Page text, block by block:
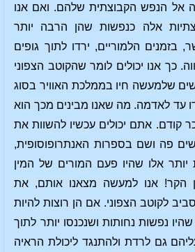
אל הנפש הקבוצתית שלהם. ואם אנו
אלה כנפשות שהן הרבה יותר
בזמנים הלמוריים, ירדו לתוך גופים
כך אנו יכולים לומר שהקוטב הצפוני
שלמעשה חיו בממלכת האוויר בסוג
עד לאדמה. מה שאנו מבינים מכך הוא
קודם. אתם יכולים עכשיו להשוות את
פה ושם בספרות האנתרופוסופית,
יותר אלו שהיו פעם המורים של המין
הקר! אנו למעשה מצאנו אותם, את
לקוטב הצפוני. אם הן רוצות להיות
נפשות נחותות ושנכנסו יותר לתוך
גם לרדת ולהתנגד ליכולת הראיה